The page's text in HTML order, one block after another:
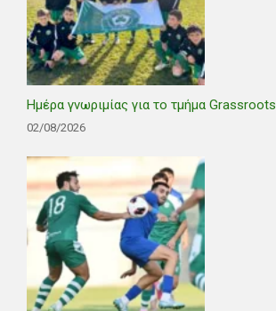
Ημέρα γνωριμίας για το τμήμα Grassroots
02/08/2026